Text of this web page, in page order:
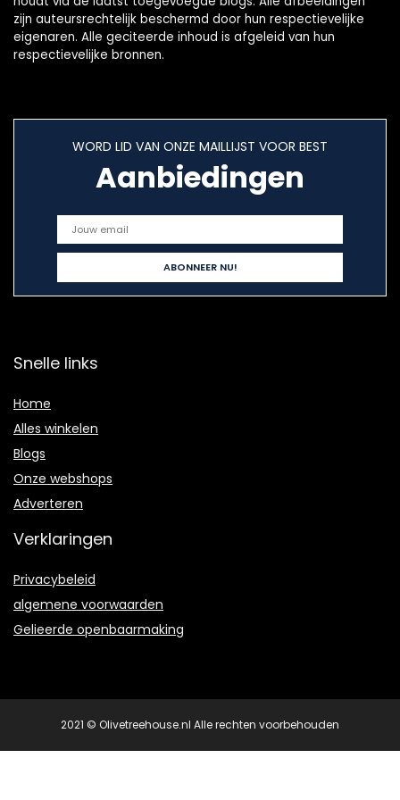
zijn auteursrechtelijk beschermd door hun respectievelijke
eigenaren. Alle geciteerde inhoud is afgeleid van hun
respectievelijke bronnen.
WORD LID VAN ONZE MAILLIJST VOOR BEST
Aanbiedingen
Snelle links
Home
Alles winkelen
Blogs
Onze webshops
Adverteren
Verklaringen
Privacybeleid
algemene voorwaarden
Gelieerde openbaarmaking
2021 © Olivetreehouse.nl Alle rechten voorbehouden